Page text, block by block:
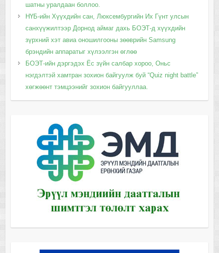
шатны уралдаан боллоо.
НҮБ-ийн Хүүхдийн сан, Люксембургийн Их Гүнт улсын
санхүүжилтээр Дорнод аймаг дахь БОЭТ-д хүүхдийн
зүрхний хэт авиа оношилгооны зөөврийн Samsung
брэндийн аппаратыг хүлээлгэн өглөө
БОЭТ-ийн дэргэдэх Ёс зүйн салбар хороо, Оньс
нэгдэлтэй хамтран зохион байгуулж буй “Quiz night battle”
хөгжөөнт тэмцээнийг зохион байгууллаа.